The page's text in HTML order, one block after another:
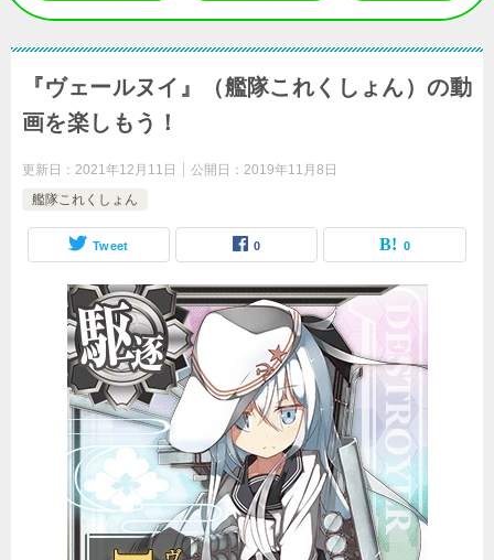
『ヴェールヌイ』（艦隊これくしょん）の動
画を楽しもう！
更新日： 2021年12月11日 公開日： 2019年11月8日
艦隊これくしょん
Tweet 0 0